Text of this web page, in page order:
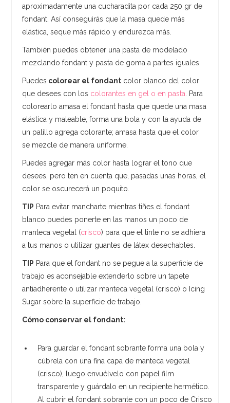
aproximadamente una cucharadita por cada 250 gr de
fondant. Así conseguirás que la masa quede más
elástica, seque más rápido y endurezca más.
También puedes obtener una pasta de modelado
mezclando fondant y pasta de goma a partes iguales.
Puedes colorear el fondant color blanco del color
que desees con los colorantes en gel o en pasta . Para
colorearlo amasa el fondant hasta que quede una masa
elástica y maleable, forma una bola y con la ayuda de
un palillo agrega colorante; amasa hasta que el color
se mezcle de manera uniforme.
Puedes agregar más color hasta lograr el tono que
desees, pero ten en cuenta que, pasadas unas horas, el
color se oscurecerá un poquito.
TIP Para evitar mancharte mientras tiñes el fondant
blanco puedes ponerte en las manos un poco de
manteca vegetal (crisco) para que el tinte no se adhiera
a tus manos o utilizar guantes de látex desechables.
TIP Para que el fondant no se pegue a la superficie de
trabajo es aconsejable extenderlo sobre un tapete
antiadherente o utilizar manteca vegetal (crisco) o Icing
Sugar sobre la superficie de trabajo.
Cómo conservar el fondant:
Para guardar el fondant sobrante forma una bola y
cúbrela con una fina capa de manteca vegetal
(crisco), luego envuélvelo con papel film
transparente y guárdalo en un recipiente hermético.
Al cubrir el fondant sobrante con un poco de Crisco